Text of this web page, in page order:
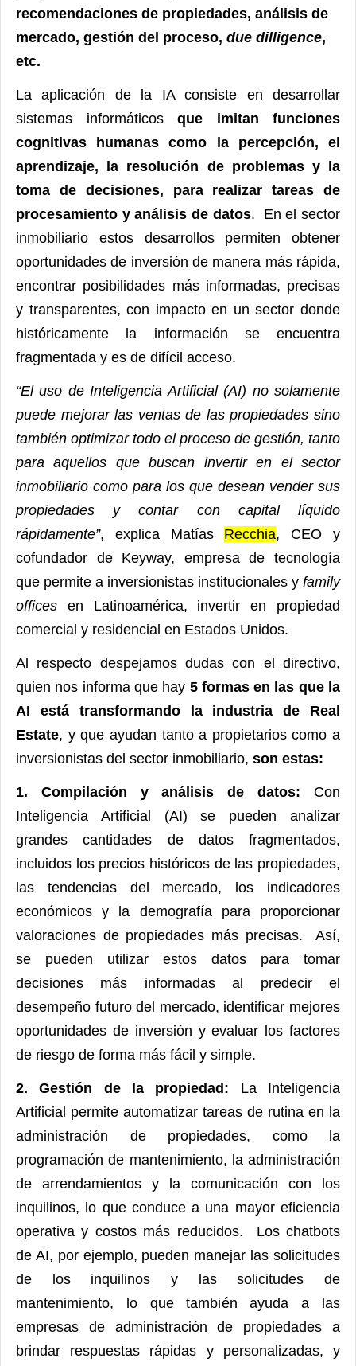
recomendaciones de propiedades, análisis de
mercado, gestión del proceso, due dilligence,
etc.
La aplicación de la IA consiste en desarrollar
sistemas informáticos que imitan funciones
cognitivas humanascomo la percepción, el
aprendizaje, la resolución de problemas y la
toma de decisiones, para realizar tareas de
procesamiento y análisis de datos. En el sector
inmobiliario estos desarrollos permiten obtener
oportunidades de inversión de manera más rápida,
encontrar posibilidades más informadas, precisas
y transparentes, con impacto en un sector donde
históricamente la información se encuentra
fragmentada y es de difícil acceso.
“El uso de Inteligencia Artificial (AI) no solamente
puede mejorar las ventas de las propiedades sino
también optimizar todo el proceso de gestión, tanto
para aquellos que buscan invertir en el sector
inmobiliario como para los que desean vender sus
propiedades y contar con capital líquido
rápidamente”, explica Matías Recchia, CEO y
cofundador de Keyway, empresa de tecnología
que permite a inversionistas institucionales y family
offices en Latinoamérica, invertir en propiedad
comercial y residencial en Estados Unidos.
Al respecto despejamos dudas con el directivo,
quien nos informa que hay 5 formas en las que la
AI está transformando la industria de Real
Estate, y que ayudan tanto a propietarios como a
inversionistas del sector inmobiliario, son estas:
1. Compilación y análisis de datos: Con
Inteligencia Artificial (AI) se pueden analizar
grandes cantidades de datos fragmentados,
incluidos los precios históricos de las propiedades,
las tendencias del mercado, los indicadores
económicos y la demografía para proporcionar
valoraciones de propiedades más precisas. Así,
se pueden utilizar estos datos para tomar
decisiones más informadas al predecir el
desempeño futuro del mercado, identificar mejores
oportunidades de inversión y evaluar los factores
de riesgo de forma más fácil y simple.
2. Gestión de la propiedad: La Inteligencia
Artificial permite automatizar tareas de rutina en la
administración de propiedades, como la
programación de mantenimiento, la administración
de arrendamientos y la comunicación con los
inquilinos, lo que conduce a una mayor eficiencia
operativa y costos más reducidos.
Los chatbots
de AI, por ejemplo, pueden manejar las solicitudes
de los inquilinos y las solicitudes de
mantenimiento, lo que también ayuda a las
empresas de administración de propiedades a
brindar respuestas rápidas y personalizadas, y